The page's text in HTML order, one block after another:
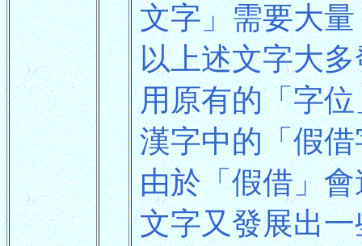
文字」需要大
以上述文字大
用原有的「字
漢字中的「假
由於「假借」
文字又發展出